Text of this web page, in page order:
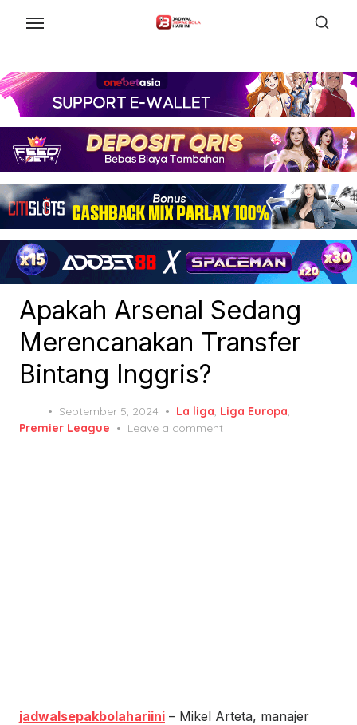
content
Apakah Arsenal Sedang
Merencanakan Transfer
Bintang Inggris?
Posted
on
September 5, 2024 La liga, Liga Europa,
Premier League
Leave a comment
jadwalsepakbolahariini – Mikel Arteta, manajer